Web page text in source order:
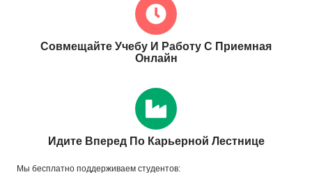
Совмещайте Учебу И Работу С Приемная
Онлайн
Идите Вперед По Карьерной Лестнице
Мы бесплатно поддерживаем студентов: